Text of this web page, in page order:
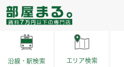
沿線・駅検索 エリア検索